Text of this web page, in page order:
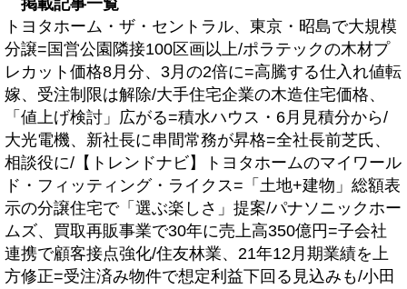
掲載記事一覧
トヨタホーム・ザ・セントラル、東京・昭島で大規模
分譲=国営公園隣接100区画以上/ポラテックの木材プ
レカット価格8月分、3月の2倍に=高騰する仕入れ値転
嫁、受注制限は解除/大手住宅企業の木造住宅価格、
「値上げ検討」広がる=積水ハウス・6月見積分から/
大光電機、新社長に串間常務が昇格=全社長前芝氏、
相談役に/【トレンドナビ】トヨタホームのマイワール
ド・フィッティング・ライクス=「土地+建物」総額表
示の分譲住宅で「選ぶ楽しさ」提案/パナソニックホー
ムズ、買取再販事業で30年に売上高350億円=子会社
連携で顧客接点強化/住友林業、21年12月期業績を上
方修正=受注済み物件で想定利益下回る見込みも/小田